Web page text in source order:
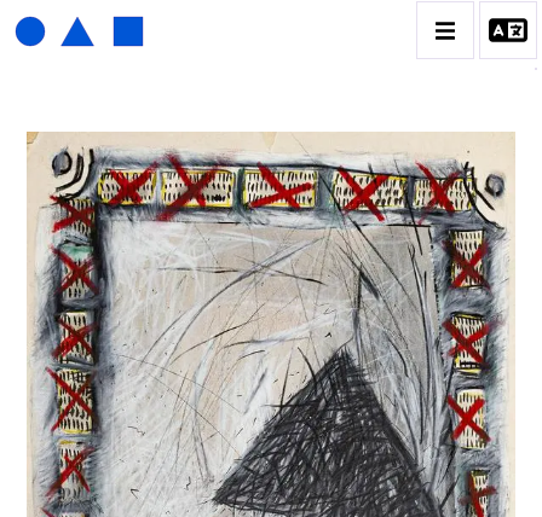
HENRI FOUCAULT
BIOGRAPHIE
CATALOGUE DES OEUVRES
01_SCULPTURE
02_PHOTOGRAPHIQUE
03_COLLAGES
04_DESSINS
05_MONOTYPE